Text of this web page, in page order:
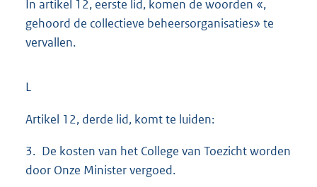
In artikel 12, eerste lid, komen de woorden «,
gehoord de collectieve beheersorganisaties» te
vervallen.
L
Artikel 12, derde lid, komt te luiden:
3. De kosten van het College van Toezicht worden
door Onze Minister vergoed.